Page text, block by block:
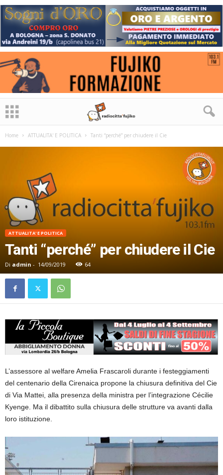
Home ATTUALITA' E POLITICA Tanti “perché” per chiudere il Cie
ATTUALITA' E POLITICA
Tanti “perché” per chiudere il Cie
Di admin - 14/09/2019 64
L’assessore al welfare Amelia Frascaroli durante i festeggiamenti
del centenario della Cirenaica propone la chiusura definitiva del Cie
di Via Mattei, alla presenza della ministra per l’integrazione Cécilie
Kyenge. Ma il dibattito sulla chiusura delle strutture va avanti dalla
loro istituzione.